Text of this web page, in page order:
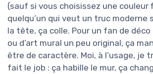
(sauf si vous choisissez une couleur
quelqu’un qui veut un truc moderne
la tête, ça colle. Pour un fan de
ou d’art mural un peu original, ça
être de caractère. Moi, à l’usage, je
fait le job : ça habille le mur, ça